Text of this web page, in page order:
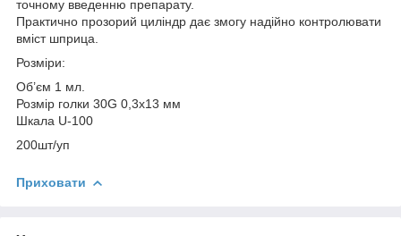
точному введенню препарату.
Практично прозорий циліндр дає змогу надійно контролювати
вміст шприца.
Розміри:
Об’єм 1 мл.
Розмір голки 30G 0,3х13 мм
Шкала U-100
200шт/уп
Приховати